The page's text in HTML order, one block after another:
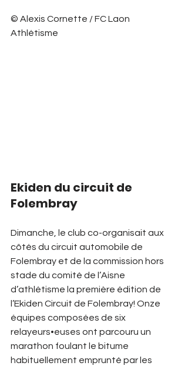
© Alexis Cornette / FC Laon
Athlétisme
Ekiden du circuit de
Folembray
Dimanche, le club co-organisait aux
côtés du circuit automobile de
Folembray et de la commission hors
stade du comité de l’Aisne
d’athlétisme la première édition de
l’Ekiden Circuit de Folembray! Onze
équipes composées de six
relayeurs•euses ont parcouru un
marathon foulant le bitume
habituellement emprunté par les